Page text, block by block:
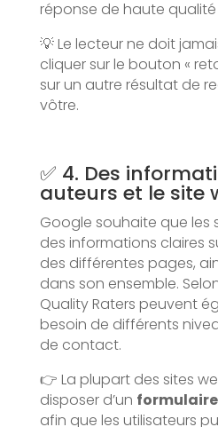
réponse de haute qualité
💡 Le lecteur ne doit
cliquer sur le bouton «
sur un autre résultat de
vôtre.
✅ 4. Des
auteurs et le site
Google souhaite que les
des informations claires
des différentes pages,
dans son ensemble.
Quality Raters peuvent
besoin de différents
de contact.
👉 La plupart des sites
disposer d’un
afin que les utilisateurs